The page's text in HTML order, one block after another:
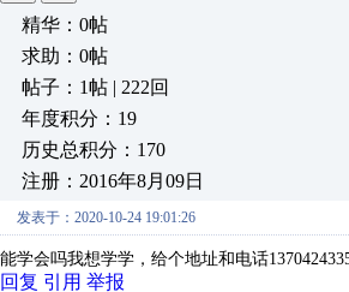
精华：0帖
求助：0帖
帖子：1帖 | 222回
年度积分：19
历史总积分：170
注册：2016年8月09日
发表于：2020-10-24 19:01:26
能学会吗我想学学，给个地址和电话
回复 引用 举报